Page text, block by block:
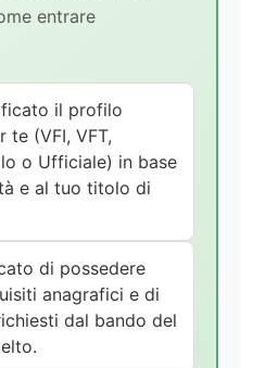
entrare
il profilo
te (VFI, VFT,
o Ufficiale) in base
e al tuo titolo di
di possedere
anagrafici e di
dal bando del